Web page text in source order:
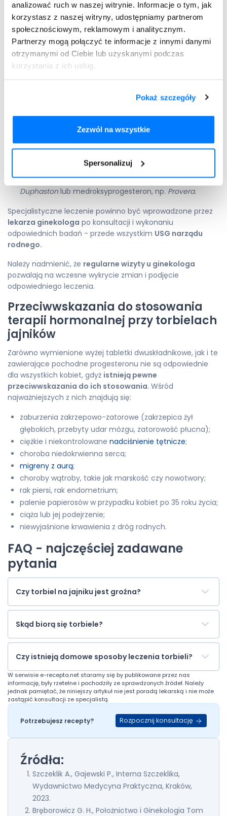
analizować ruch w naszej witrynie. Informacje o tym, jak
korzystasz z naszej witryny, udostępniamy partnerom
społecznościowym, reklamowym i analitycznym.
Partnerzy mogą połączyć te informacje z innymi danymi
otrzymanymi od Ciebie lub uzyskanymi podczas
korzystania z ich usług.
Pokaż szczegóły
Zezwól na wszystkie
Spersonalizuj
rozprzestrzenianiu się choroby.
Potrzebujesz recepty? Rozpocznij konsultację
Leki na wchłonięcie torbieli
W leczeniu torbieli jajnika związanych z cyklem
leki hormonalne
, które
doustnetabletki antykoncepcyjne(dwuskładnikowe,
Microgynon 21;
leki progesteronowe, zawierające dydrogesteron, np.
Duphastonlub medroksyprogesteron, np. Provera.
Specjalistyczne leczenie powinno być wprowadzone przez
lekarza ginekologa po konsultacji i wykonaniu
odpowiednich badań - przede wszystkim USG narządu
rodnego.
Należy nadmienić, że regularne wizyty u ginekologa
pozwalają na wczesne wykrycie zmian i podjęcie
odpowiedniego leczenia.
Przeciwwskazania do stosowania
terapii hormonalnej przy torbielach
jajników
Zarówno wymienione wyżej tabletki dwuskładnikowe, jak i te
zawierające pochodne progesteronu nie są odpowiednie
dla wszystkich kobiet, gdyż istnieją pewne
przeciwwskazania do ich stosowania. Wśród
najważniejszych z nich znajdują się:
zaburzenia zakrzepowo-zatorowe (zakrzepica żył
głębokich, przebyty udar mózgu, zatorowość płucna);
ciężkie i niekontrolowane nadciśnienie tętnicze;
choroba niedokrwienna serca;
migreny z aurą;
choroby wątroby, takie jak marskość czy nowotwory;
rak piersi, rak endometrium;
palenie papierosów w przypadku kobiet po 35 roku życia;
ciąża lub jej podejrzenie;
niewyjaśnione krwawienia z dróg rodnych.
FAQ - najczęściej zadawane
pytania
Czy torbiel na jajniku jest groźna?
Skąd biorą się torbiele?
Czy istnieją domowe sposoby leczenia torbieli?
W serwisie e-recepta.net staramy się by publikowane przez nas
informację, były rzetelne i pochodziły ze sprawdzonych źródeł. Należy
jednak pamiętać, że niniejszy artykuł nie jest poradą lekarską i nie może
zastąpić konsultacji ze specjalistą.
Potrzebujesz recepty? Rozpocznij konsultację
Źródła:
Szczeklik A., Gajewski P., Interna Szczeklika,
Wydawnictwo Medycyna Praktyczna, Kraków,
2023.
Bręborowicz G. H., Położnictwo i Ginekologia Tom